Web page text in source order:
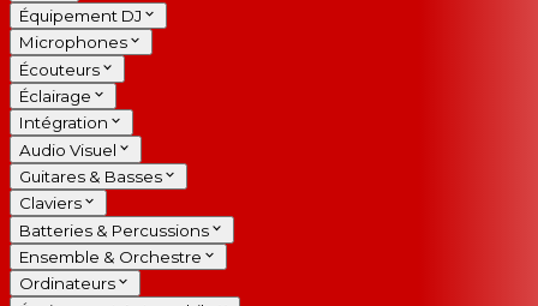
Équipement DJ
Microphones
Écouteurs
Éclairage
Intégration
Audio Visuel
Guitares & Basses
Claviers
Batteries & Percussions
Ensemble & Orchestre
Ordinateurs